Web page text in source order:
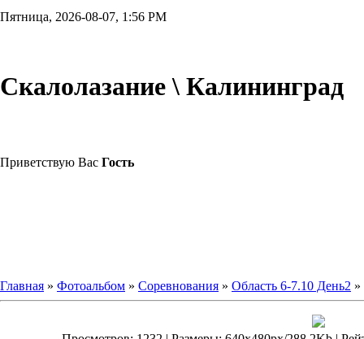
Пятница, 2026-08-07, 1:56 PM
Скалолазание \ Калининград
Приветствую Вас Гость
Главная » Фотоальбом » Соревнования » Область 6-7.10 День2 »